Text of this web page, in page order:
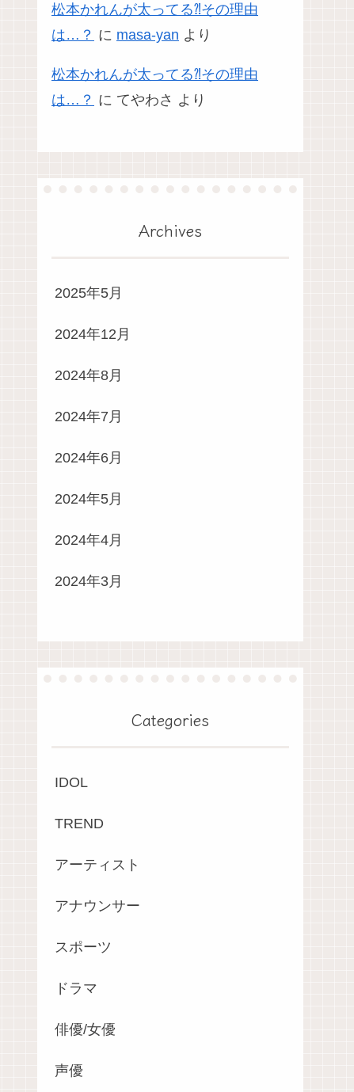
松本かれんが太ってる⁈その理由
は…？ に masa-yan より
松本かれんが太ってる⁈その理由
は…？ に てやわさ より
Archives
2025年5月
2024年12月
2024年8月
2024年7月
2024年6月
2024年5月
2024年4月
2024年3月
Categories
IDOL
TREND
アーティスト
アナウンサー
スポーツ
ドラマ
俳優/女優
声優